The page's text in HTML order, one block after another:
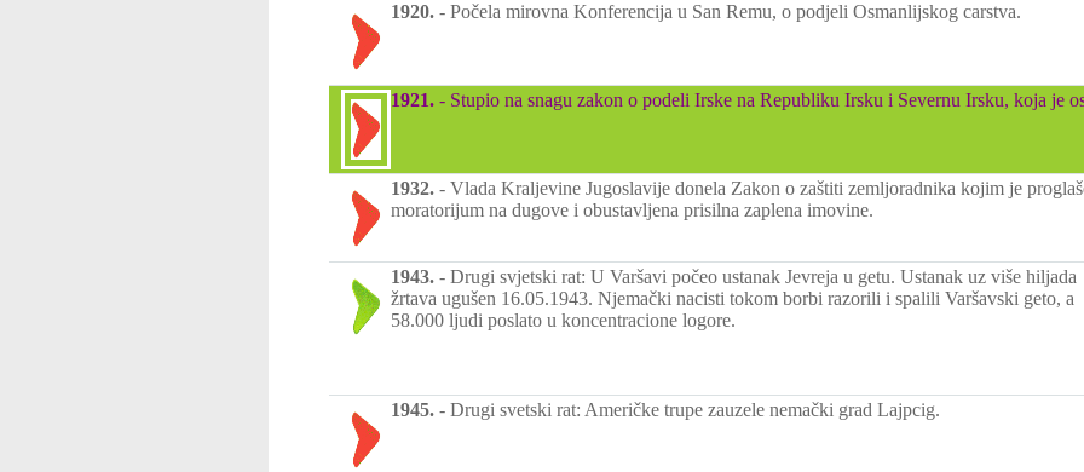
1920. - Počela mirovna Konferencija u San Remu, o podjeli Osmanlijskog carstva.
1921. - Stupio na snagu zakon o podeli Irske na Republiku Irsku i Severnu Irsku, koja je
1932. - Vlada Kraljevine Jugoslavije donela Zakon o zaštiti zemljoradnika kojim je
moratorijum na dugove i obustavljena prisilna zaplena imovine.
1943. - Drugi svjetski rat: U Varšavi počeo ustanak Jevreja u getu. Ustanak uz više hiljada
žrtava ugušen 16.05.1943. Njemački nacisti tokom borbi razorili i spalili Varšavski geto, a
58.000 ljudi poslato u koncentracione logore.
1945. - Drugi svetski rat: Američke trupe zauzele nemački grad Lajpcig.